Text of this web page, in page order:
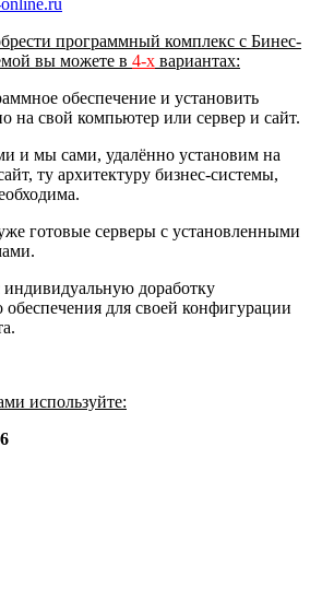
программный комплекс с Бинес-
вы можете в 4-х вариантах:
обеспечение и установить
на свой компьютер или сервер и сайт.
и мы сами, удалённо установим на
ту архитектуру бизнес-системы,
готовые серверы с установленными
индивидуальную доработку
для своей конфигурации
используйте: